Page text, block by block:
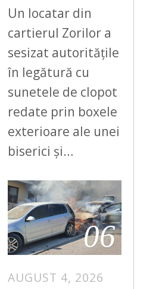
Un locatar din
cartierul Zorilor a
sesizat autoritățile
în legătură cu
sunetele de clopot
redate prin boxele
exterioare ale unei
biserici și…
06
AUGUST 4, 2026